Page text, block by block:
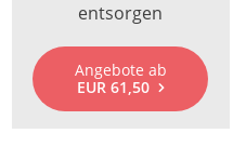
entsorgen
Angebote ab
EUR 61,50